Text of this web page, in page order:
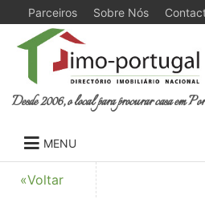
Parceiros Sobre Nós
Desde 2006, o local para procurar casa em
MENU
«Voltar